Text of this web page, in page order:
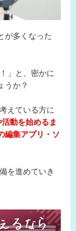
が多くなった
」と、密かに
うか？
えている方に
動を始めるま
編集アプリ・ソ
を進めていき